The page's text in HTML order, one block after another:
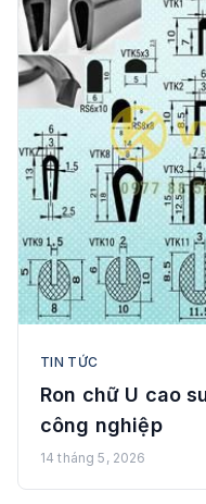
TIN TỨC
Ron chữ U cao
công nghiệp
14 tháng 5, 2026